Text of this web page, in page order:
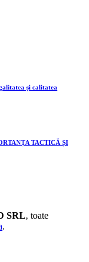
și calitatea
TACTICĂ ȘI
SRL, toate
.